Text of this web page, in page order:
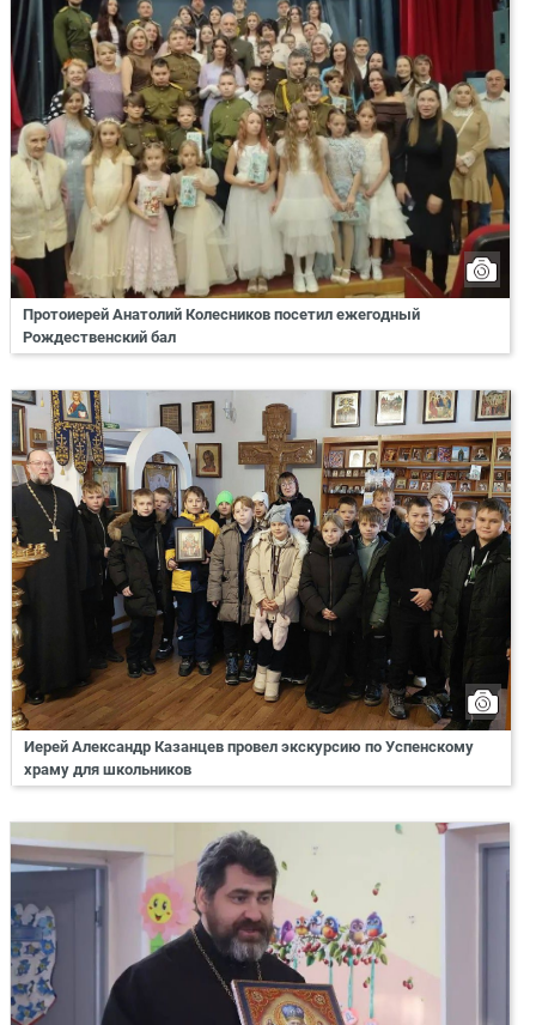
Протоиерей Анатолий Колесников посетил ежегодный
Рождественский бал
Иерей Александр Казанцев провел экскурсию по Успенскому
храму для школьников